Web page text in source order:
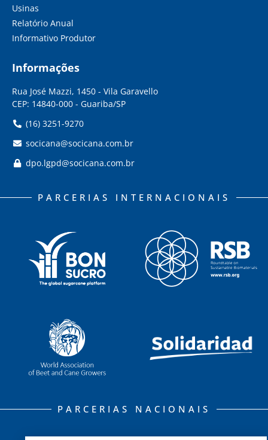
Usinas
Relatório Anual
Informativo Produtor
Informações
Rua José Mazzi, 1450 - Vila Garavello
CEP: 14840-000 - Guariba/SP
(16) 3251-9270
socicana@socicana.com.br
dpo.lgpd@socicana.com.br
PARCERIAS INTERNACIONAIS
PARCERIAS NACIONAIS